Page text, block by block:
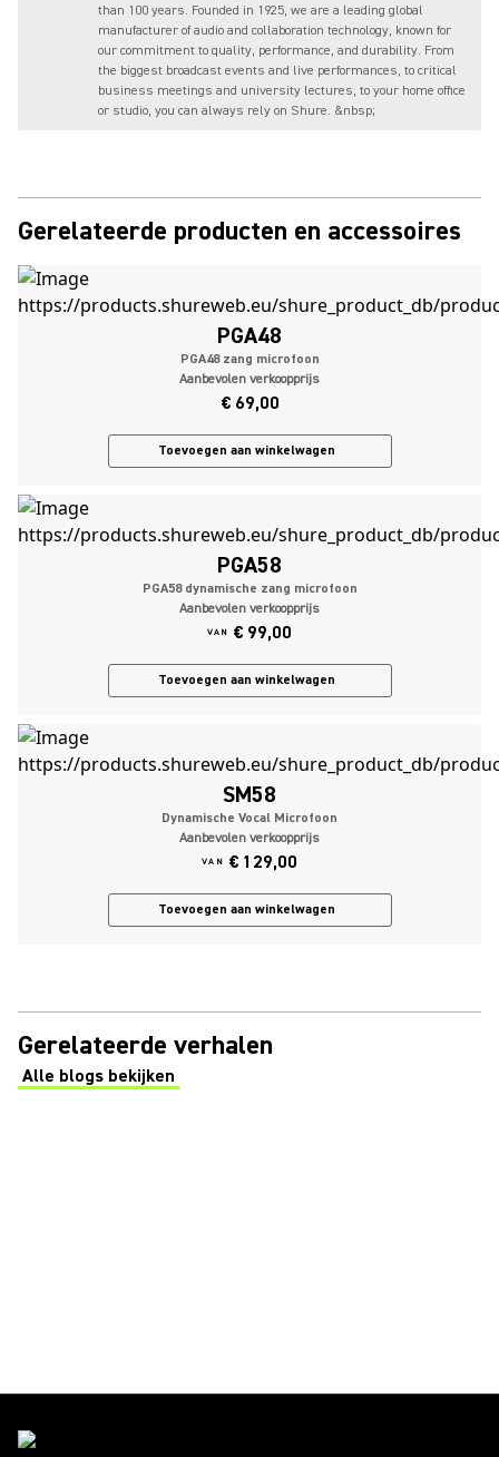
than 100 years. Founded in 1925, we are a leading global
manufacturer of audio and collaboration technology, known for
our commitment to quality, performance, and durability. From
the biggest broadcast events and live performances, to critical
business meetings and university lectures, to your home office
or studio, you can always rely on Shure. &nbsp;
Gerelateerde producten en accessoires
PGA48
PGA48 zang microfoon
Aanbevolen verkoopprijs
€ 69,00
Toevoegen aan winkelwagen
PGA58
PGA58 dynamische zang microfoon
Aanbevolen verkoopprijs
VAN € 99,00
Toevoegen aan winkelwagen
SM58
Dynamische Vocal Microfoon
Aanbevolen verkoopprijs
VAN € 129,00
Toevoegen aan winkelwagen
Gerelateerde verhalen
Alle blogs bekijken
(Opens in a new tab)